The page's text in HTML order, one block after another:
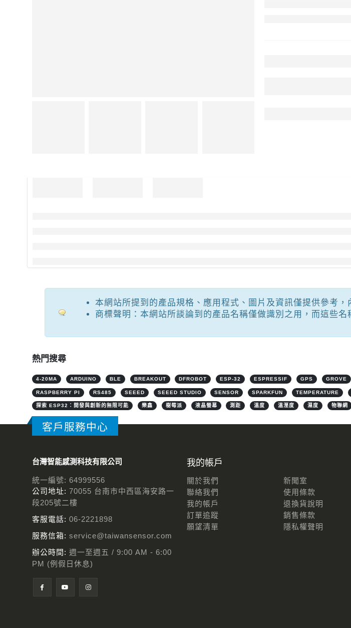
本網站所提到的產品規格、應用程式、圖片及資訊僅提供參考，
商標聲明：本網站所談論到的產品名稱僅做識別之用，而這些
熱門搜尋
4-20MA ARDUINO BLE BREAKOUT DFROBOT ESP-32 ESPRESSIF GPS GROVE
RASPBERRY PI RS485 SEEED SEEED STUDIO SENSOR SPARKFUN TEMPERATURE
探索 ESP32：開發與創新的無限可能 樂鑫 樹莓派 液晶螢幕 測距 溫度 溫溼度 濕度 物聯網
客戶服務中心
台灣智能感測科技有限公司
統一編號: 64999556
公司地址: 70055 台南市中西區海安路一
段205號二樓
客服電話: 06-2221898
服務信箱: service@taiwansensor.com
辦公時間: 週一至週五 / 9:00 AM - 6:00
PM (例假日休息)
我的帳戶
關於我們
聯絡我們
我的帳戶
訂單追蹤
願望清單
新聞室
使用條款
退換貨說明
銷售條款
隱私權聲明